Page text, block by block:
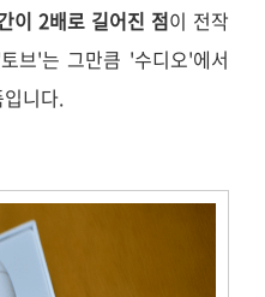
이 2배로 길어진 점이 전작
브'는 그만큼 '수디오'에서
니다.